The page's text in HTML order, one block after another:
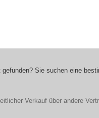
Sie suchen eine
Verkauf über andere